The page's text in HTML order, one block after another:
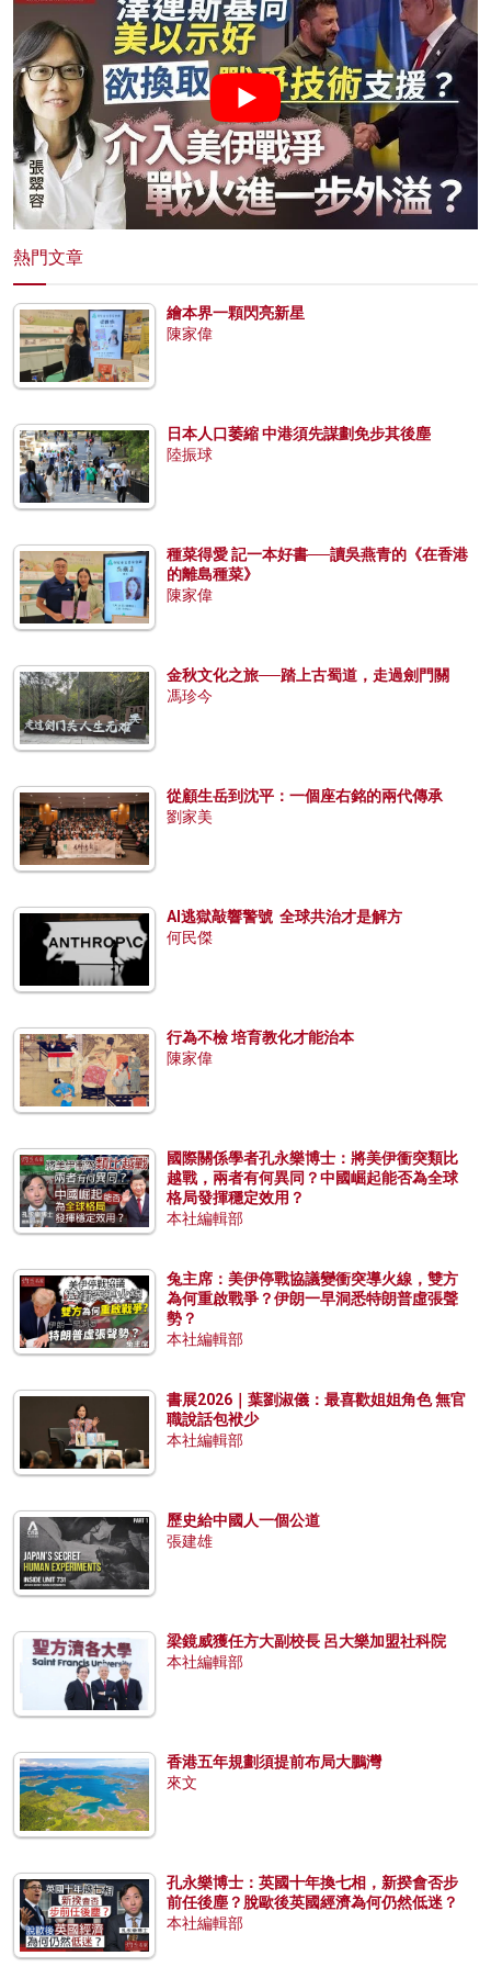
熱門文章
繪本界一顆閃亮新星
陳家偉
日本人口萎縮 中港須先謀劃免步其後塵
陸振球
種菜得愛 記一本好書──讀吳燕青的《在香港
的離島種菜》
陳家偉
金秋文化之旅──踏上古蜀道，走過劍門關
馮珍今
從顧生岳到沈平：一個座右銘的兩代傳承
劉家美
AI逃獄敲響警號 全球共治才是解方
何民傑
行為不檢 培育教化才能治本
陳家偉
國際關係學者孔永樂博士：將美伊衝突類比
越戰，兩者有何異同？中國崛起能否為全球
格局發揮穩定效用？
本社編輯部
兔主席：美伊停戰協議變衝突導火線，雙方
為何重啟戰爭？伊朗一早洞悉特朗普虛張聲
勢？
本社編輯部
書展2026｜葉劉淑儀：最喜歡姐姐角色 無官
職說話包袱少
本社編輯部
歷史給中國人一個公道
張建雄
梁鏡威獲任方大副校長 呂大樂加盟社科院
本社編輯部
香港五年規劃須提前布局大鵬灣
來文
孔永樂博士：英國十年換七相，新揆會否步
前任後塵？脫歐後英國經濟為何仍然低迷？
本社編輯部